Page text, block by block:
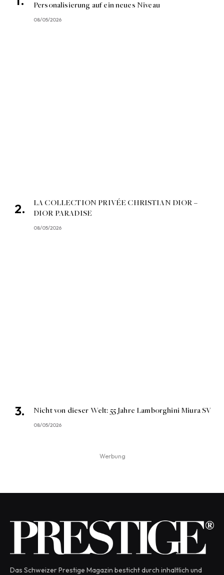
Personalisierung auf ein neues Niveau
08/05/2026
LA COLLECTION PRIVÉE CHRISTIAN DIOR –
DIOR PARADISE
08/05/2026
Nicht von dieser Welt: 55 Jahre Lamborghini Miura SV
08/05/2026
Werbung
Das Schweizer Prestige Magazin besticht durch inhaltlich und